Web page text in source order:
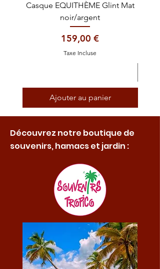
Casque EQUITHÈME Glint Mat
noir/argent
Prix
159,00 €
Taxe Incluse
Ajouter au panier
Découvrez notre boutique de
souvenirs, hamacs et jardin :